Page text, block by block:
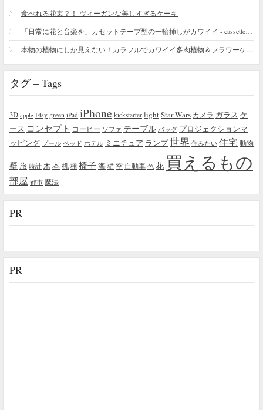
食べれる花束？！ ヴィーガンな美しすぎるケーキ
タグ – Tags
3D apple Etsy green iPad iPhone kickstarter lightStar Wars カメラ ガラス ケ
ース コンセプト コーヒー ソファ テーブル バッグ プロジェクションマ
ッピング プール ベッド ホテル ミニチュア ランプ世界 住みたい 住宅 動物
壁旅 時計 木 本机 棚 椅子海 猫 空 自動車 色 花 買えるもの
部屋 都市 魔法
PR
PR